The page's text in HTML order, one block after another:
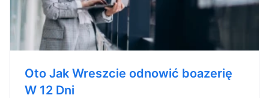
Oto Jak Wreszcie odnowić boazerię
W 12 Dni